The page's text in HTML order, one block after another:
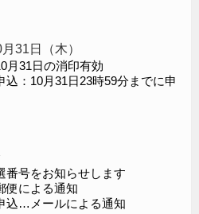
31日（木）
月31日の消印有効
込：10月31日23時59分までに申
番号をお知らせします
による通知
込…メールによる通知